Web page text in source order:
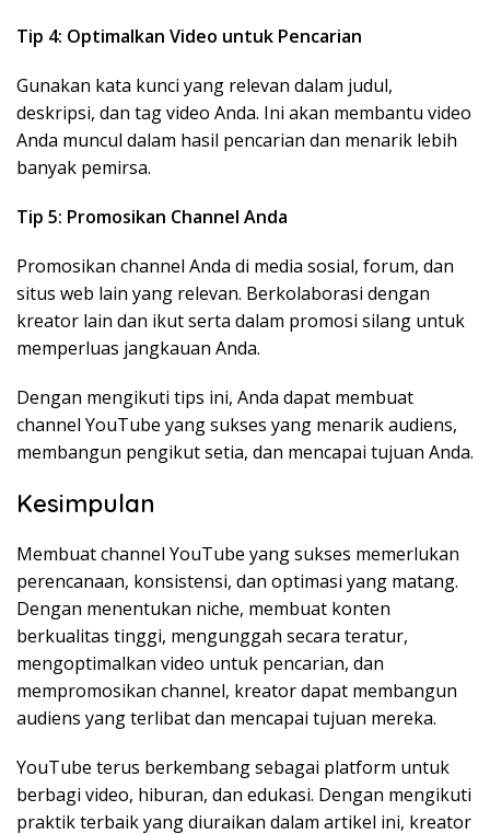
Tip 4: Optimalkan Video untuk Pencarian
Gunakan kata kunci yang relevan dalam judul,
deskripsi, dan tag video Anda. Ini akan membantu video
Anda muncul dalam hasil pencarian dan menarik lebih
banyak pemirsa.
Tip 5: Promosikan Channel Anda
Promosikan channel Anda di media sosial, forum, dan
situs web lain yang relevan. Berkolaborasi dengan
kreator lain dan ikut serta dalam promosi silang untuk
memperluas jangkauan Anda.
Dengan mengikuti tips ini, Anda dapat membuat
channel YouTube yang sukses yang menarik audiens,
membangun pengikut setia, dan mencapai tujuan Anda.
Kesimpulan
Membuat channel YouTube yang sukses memerlukan
perencanaan, konsistensi, dan optimasi yang matang.
Dengan menentukan niche, membuat konten
berkualitas tinggi, mengunggah secara teratur,
mengoptimalkan video untuk pencarian, dan
mempromosikan channel, kreator dapat membangun
audiens yang terlibat dan mencapai tujuan mereka.
YouTube terus berkembang sebagai platform untuk
berbagi video, hiburan, dan edukasi. Dengan mengikuti
praktik terbaik yang diuraikan dalam artikel ini, kreator